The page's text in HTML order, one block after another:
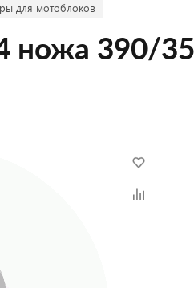
для мотоблоков
ножа 390/